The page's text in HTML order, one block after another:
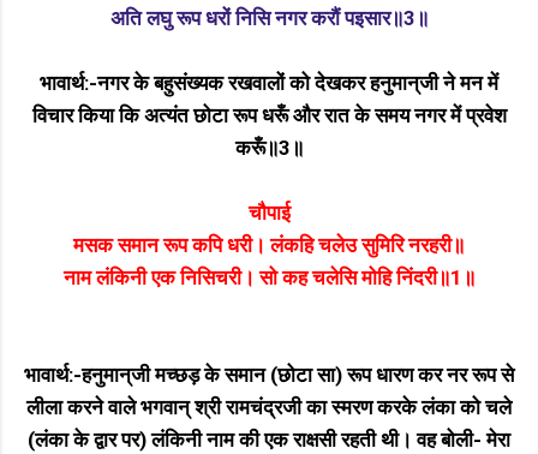
अति लघु रूप धरों निसि नगर करौं पइसार॥3॥
भावार्थ:-नगर के बहुसंख्यक रखवालों को देखकर हनुमान्‌जी ने मन में
विचार किया कि अत्यंत छोटा रूप धरूँ और रात के समय नगर में प्रवेश
करूँ॥3॥
चौपाई
मसक समान रूप कपि धरी। लंकहि चलेउ सुमिरि नरहरी॥
नाम लंकिनी एक निसिचरी। सो कह चलेसि मोहि निंदरी॥1॥
भावार्थ:-हनुमान्‌जी मच्छड़ के समान (छोटा सा) रूप धारण कर नर रूप से
लीला करने वाले भगवान्‌ श्री रामचंद्रजी का स्मरण करके लंका को चले
(लंका के द्वार पर) लंकिनी नाम की एक राक्षसी रहती थी। वह बोली- मेरा